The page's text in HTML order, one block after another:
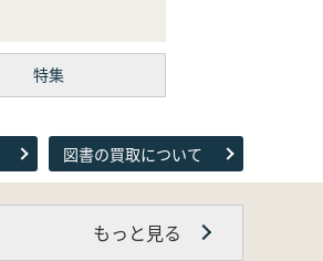
特集
図書の買取について
もっと見る